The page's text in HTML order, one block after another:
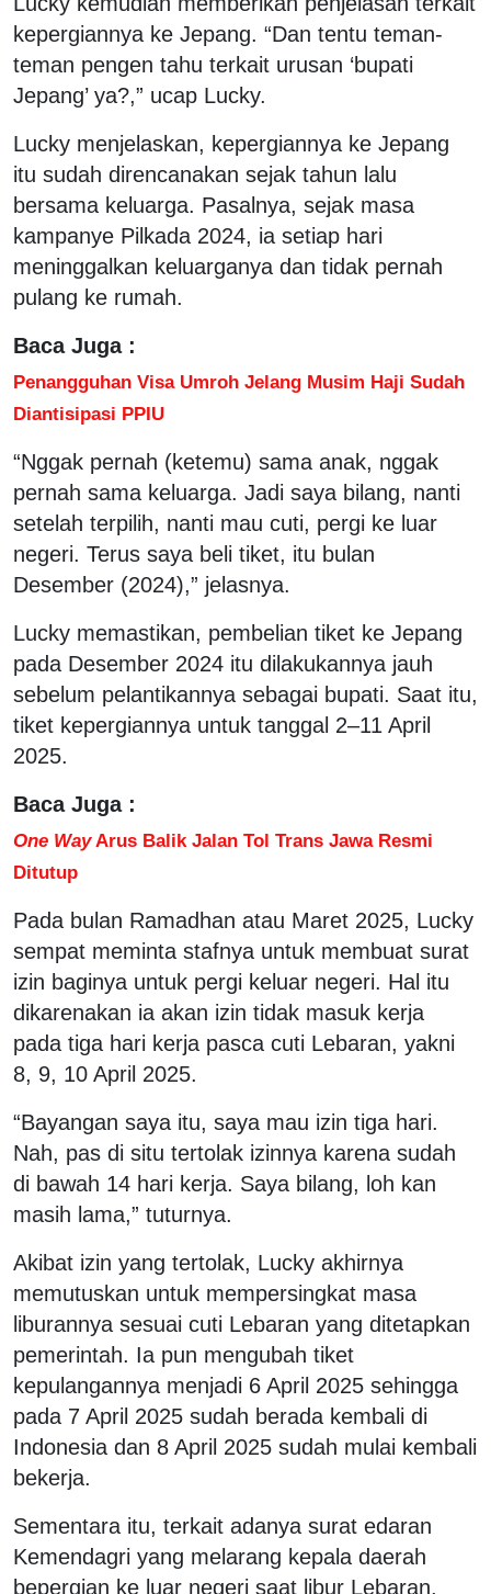
kepergiannya ke Jepang. “Dan tentu teman-
teman pengen tahu terkait urusan ‘bupati
Jepang’ ya?,” ucap Lucky.
Lucky menjelaskan, kepergiannya ke Jepang
itu sudah direncanakan sejak tahun lalu
bersama keluarga. Pasalnya, sejak masa
kampanye Pilkada 2024, ia setiap hari
meninggalkan keluarganya dan tidak pernah
pulang ke rumah.
Baca Juga :
Penangguhan Visa Umroh Jelang Musim Haji Sudah
Diantisipasi PPIU
“Nggak pernah (ketemu) sama anak, nggak
pernah sama keluarga. Jadi saya bilang, nanti
setelah terpilih, nanti mau cuti, pergi ke luar
negeri. Terus saya beli tiket, itu bulan
Desember (2024),” jelasnya.
Lucky memastikan, pembelian tiket ke Jepang
pada Desember 2024 itu dilakukannya jauh
sebelum pelantikannya sebagai bupati. Saat itu,
tiket kepergiannya untuk tanggal 2–11 April
2025.
Baca Juga :
One WayArus Balik Jalan Tol Trans Jawa Resmi
Ditutup
Pada bulan Ramadhan atau Maret 2025, Lucky
sempat meminta stafnya untuk membuat surat
izin baginya untuk pergi keluar negeri. Hal itu
dikarenakan ia akan izin tidak masuk kerja
pada tiga hari kerja pasca cuti Lebaran, yakni
8, 9, 10 April 2025.
“Bayangan saya itu, saya mau izin tiga hari.
Nah, pas di situ tertolak izinnya karena sudah
di bawah 14 hari kerja. Saya bilang, loh kan
masih lama,” tuturnya.
Akibat izin yang tertolak, Lucky akhirnya
memutuskan untuk mempersingkat masa
liburannya sesuai cuti Lebaran yang ditetapkan
pemerintah. Ia pun mengubah tiket
kepulangannya menjadi 6 April 2025 sehingga
pada 7 April 2025 sudah berada kembali di
Indonesia dan 8 April 2025 sudah mulai kembali
bekerja.
Sementara itu, terkait adanya surat edaran
Kemendagri yang melarang kepala daerah
bepergian ke luar negeri saat libur Lebaran,